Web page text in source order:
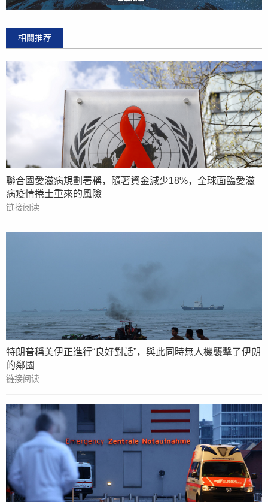
相關推荐
聯合國愛滋病規劃署稱，隨著資金減少18%，全球面臨愛滋
病疫情捲土重來的風險
链接阅读
特朗普稱美伊正進行“良好對話”，與此同時無人機襲擊了伊朗
的鄰國
链接阅读